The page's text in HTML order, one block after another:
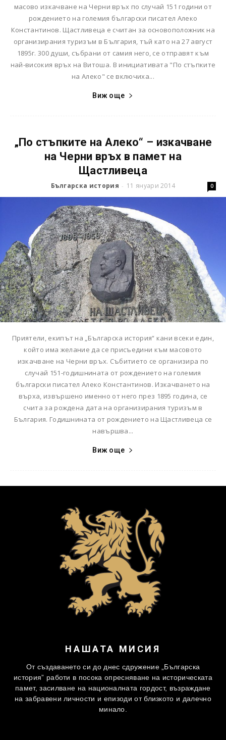
масово изкачване на Черни връх по случай 151 години от
рождението на големия български писател Алеко
Константинов. Щастливеца е считан за основоположник на
организирания туризъм в България, тъй като на 27 август
1895г. 300 души, събрани от самия него, се отправят към
най-високия връх на Витоша. В инициативата "По стъпките
на Алеко" се включиха...
Виж още
„По стъпките на Алеко“ – изкачване
на Черни връх в памет на
Щастливеца
Българска история - 11 януари 2014 0
Приятели, екипът на „Българска история“ кани всеки един,
който има желание да се присъедини към масовото
изкачване на Черни връх. Събитието се организира по
случай 151-годишнината от рождението на големия
български писател Алеко Константинов. Изкачването на
върха, извършено именно от него през 1895 година, се
счита за рождена дата на организирания туризъм в
България. Годишнината от рождението на Щастливеца се
навършва...
Виж още
НАШАТА МИСИЯ
От създаването си до днес сдружение „Българска
история” работи в посока опресняване на историческата
памет, засилване на националната гордост, възраждане
на забравени личности и епизоди от близкото и далечно
минало.